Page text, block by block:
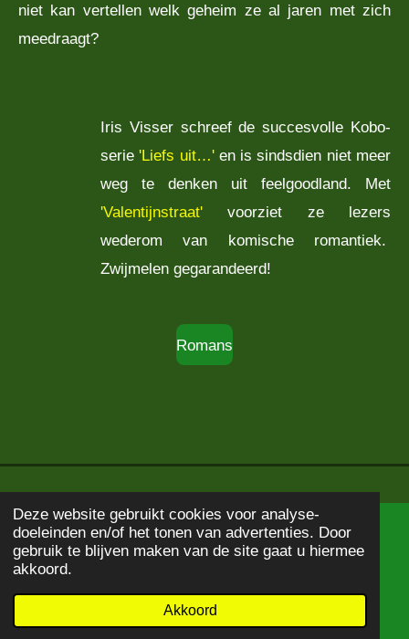
Deze website gebruikt cookies voor analyse-
doeleinden en/of het tonen van advertenties. Door
gebruik te blijven maken van de site gaat u hiermee
akkoord.
Akkoord
niet kan vertellen welk geheim ze al jaren met zich
meedraagt?
Iris Visser schreef de succesvolle Kobo-
serie'Liefs uit…'en is sindsdien niet meer
weg te denken uit feelgoodland. Met
'Valentijnstraat' voorziet ze lezers
wederom van komische romantiek.
Zwijmelen gegarandeerd!
Romans
© 2020 - 2026Boekbeschrijving
Powered byJouwWeb